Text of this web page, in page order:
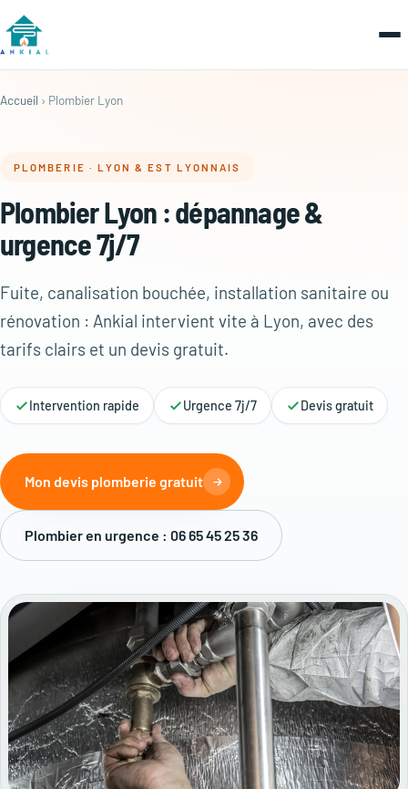
Accueil › Plombier Lyon
PLOMBERIE · LYON & EST LYONNAIS
Plombier Lyon : dépannage &
urgence 7j/7
Fuite, canalisation bouchée, installation sanitaire ou
rénovation : Ankial intervient vite à Lyon, avec des
tarifs clairs et un devis gratuit.
Intervention rapide Urgence 7j/7 Devis gratuit
Mon devis plomberie gratuit
Plombier en urgence : 06 65 45 25 36